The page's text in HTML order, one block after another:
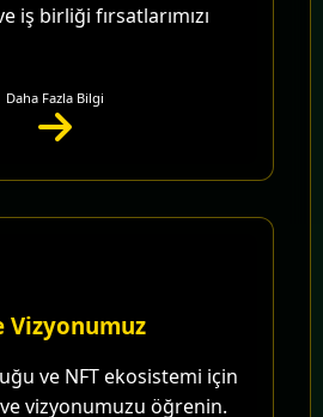
iş birliği fırsatlarımızı
Daha Fazla Bilgi
Vizyonumuz
ve NFT ekosistemi için
vizyonumuzu öğrenin.